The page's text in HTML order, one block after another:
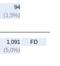
94
(1,5%)
1.091
(5,0%)
FD